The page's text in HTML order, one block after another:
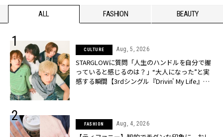
ALL FASHION BEAUTY
CULTURE Aug, 5, 2026
STARGLOWに質問「人生のハンドルを自分で握
っていると感じるのは？」“大️人になった”と実
感する瞬間【3rdシングル『Drivin' My Life』発
FASHION Aug, 4, 2026